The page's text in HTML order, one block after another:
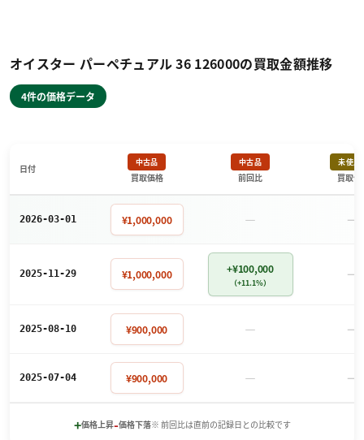
オイスター パーペチュアル 36 126000の買取金額推移
4件の価格データ
日付
中古品
買取価格
中古品
前回比
未使用
買取価
2026-03-01 ¥1,000,000 － －
2025-11-29 ¥1,000,000 +¥100,000
（+11.1%） －
2025-08-10 ¥900,000 － －
2025-07-04 ¥900,000 － －
+価格上昇-価格下落※ 前回比は直前の記録日との比較です